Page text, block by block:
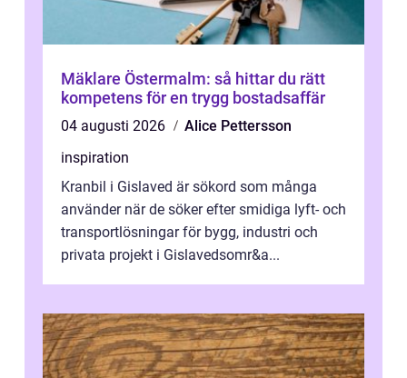
Mäklare Östermalm: så hittar du rätt
kompetens för en trygg bostadsaffär
04 augusti 2026
Alice Pettersson
inspiration
Kranbil i Gislaved är sökord som många
använder när de söker efter smidiga lyft- och
transportlösningar för bygg, industri och
privata projekt i Gislavedsomr&a...